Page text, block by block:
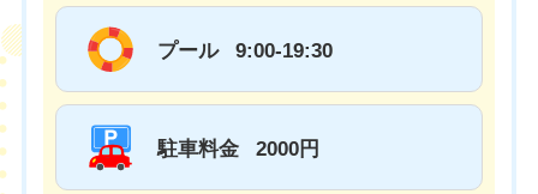
プール 9:00-19:30
駐車料金 2000円